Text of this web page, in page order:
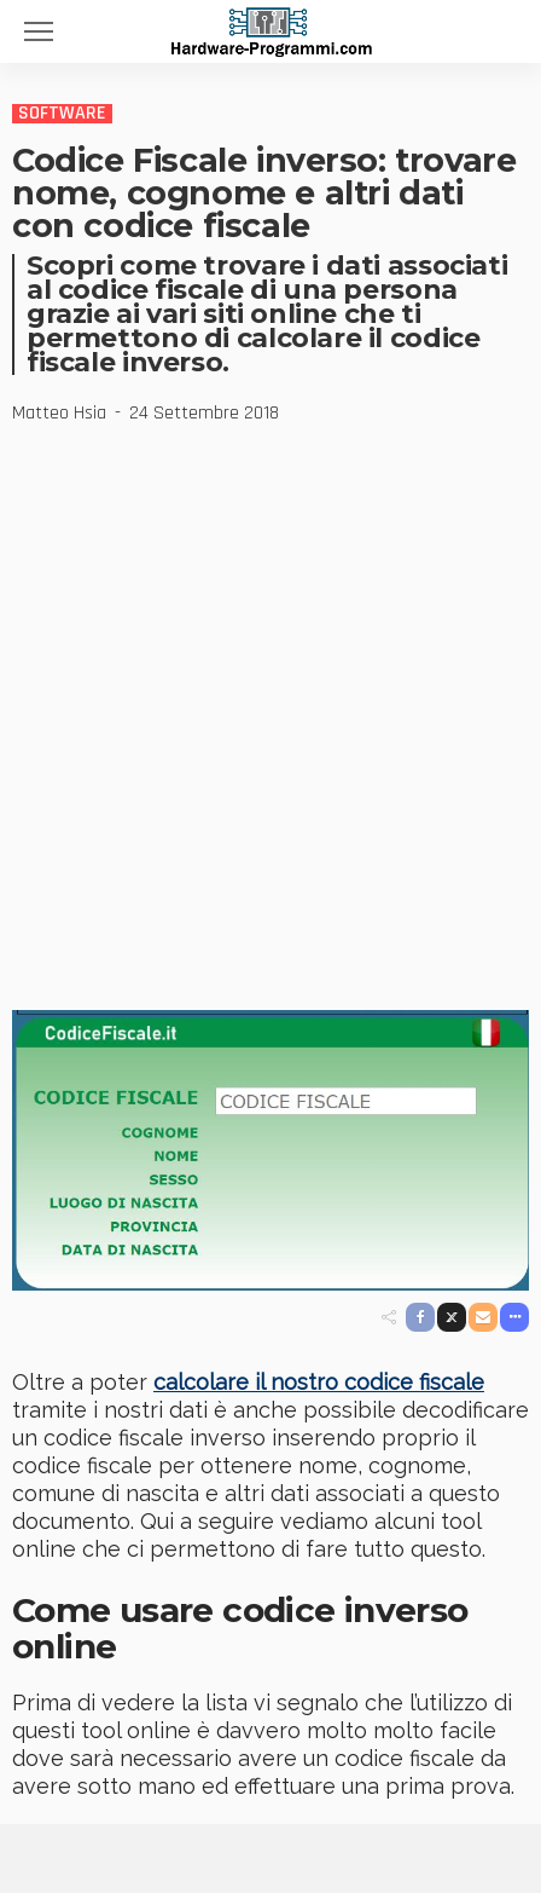
SOFTWARE
Codice Fiscale inverso: trovare
nome, cognome e altri dati
con codice fiscale
Scopri come trovare i dati associati
al codice fiscale di una persona
grazie ai vari siti online che ti
permettono di calcolare il codice
fiscale inverso.
Matteo Hsia 24 Settembre 2018
Oltre a poter calcolare il nostro codice fiscale
tramite i nostri dati è anche possibile decodificare
un codice fiscale inverso inserendo proprio il
codice fiscale per ottenere nome, cognome,
comune di nascita e altri dati associati a questo
documento. Qui a seguire vediamo alcuni tool
online che ci permettono di fare tutto questo.
Come usare codice inverso
online
Prima di vedere la lista vi segnalo che l’utilizzo di
questi tool online è davvero molto molto facile
dove sarà necessario avere un codice fiscale da
avere sotto mano ed effettuare una prima prova.